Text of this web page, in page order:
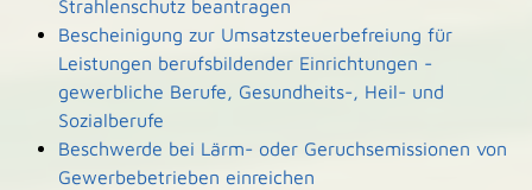
Strahlenschutz beantragen
Bescheinigung zur Umsatzsteuerbefreiung für
Leistungen berufsbildender Einrichtungen -
gewerbliche Berufe, Gesundheits-, Heil- und
Sozialberufe
Beschwerde bei Lärm- oder Geruchsemissionen von
Gewerbebetrieben einreichen